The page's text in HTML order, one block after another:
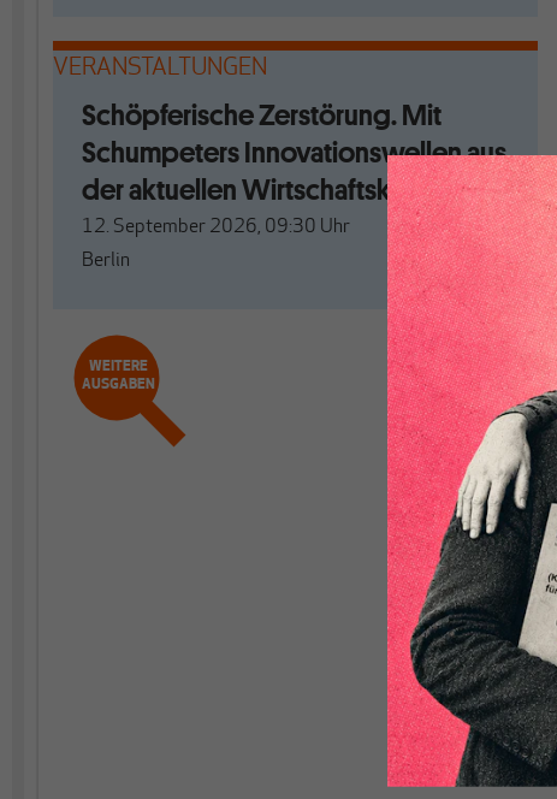
VERANSTALTUNGEN
Schöpferische Zerstörung. Mit
Schumpeters Innovationswellen aus
der aktuellen Wirtschaftskrise?
12. September 2026, 09:30 Uhr
Berlin
WEITERE
AUSGABEN